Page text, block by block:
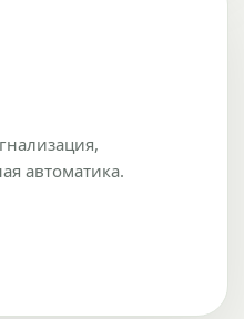
автоматика.